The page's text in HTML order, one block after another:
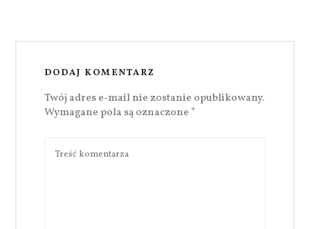
DODAJ KOMENTARZ
Twój adres e-mail nie zostanie opublikowany.
Wymagane pola są oznaczone *